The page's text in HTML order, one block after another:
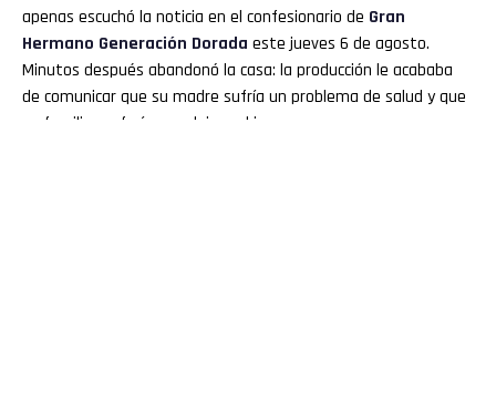
apenas escuchó la noticia en el confesionario de Gran
Hermano Generación Dorada este jueves 6 de agosto.
Minutos después abandonó la casa: la producción le acababa
de comunicar que su madre sufría un problema de salud y que
su familia prefería que dejara el juego.